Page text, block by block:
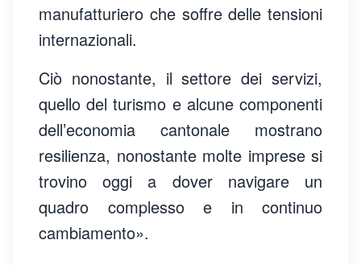
manufatturiero che soffre delle tensioni
internazionali.
Ciò nonostante, il settore dei servizi,
quello del turismo e alcune componenti
dell’economia cantonale mostrano
resilienza, nonostante molte imprese si
trovino oggi a dover navigare un
quadro complesso e in continuo
cambiamento».